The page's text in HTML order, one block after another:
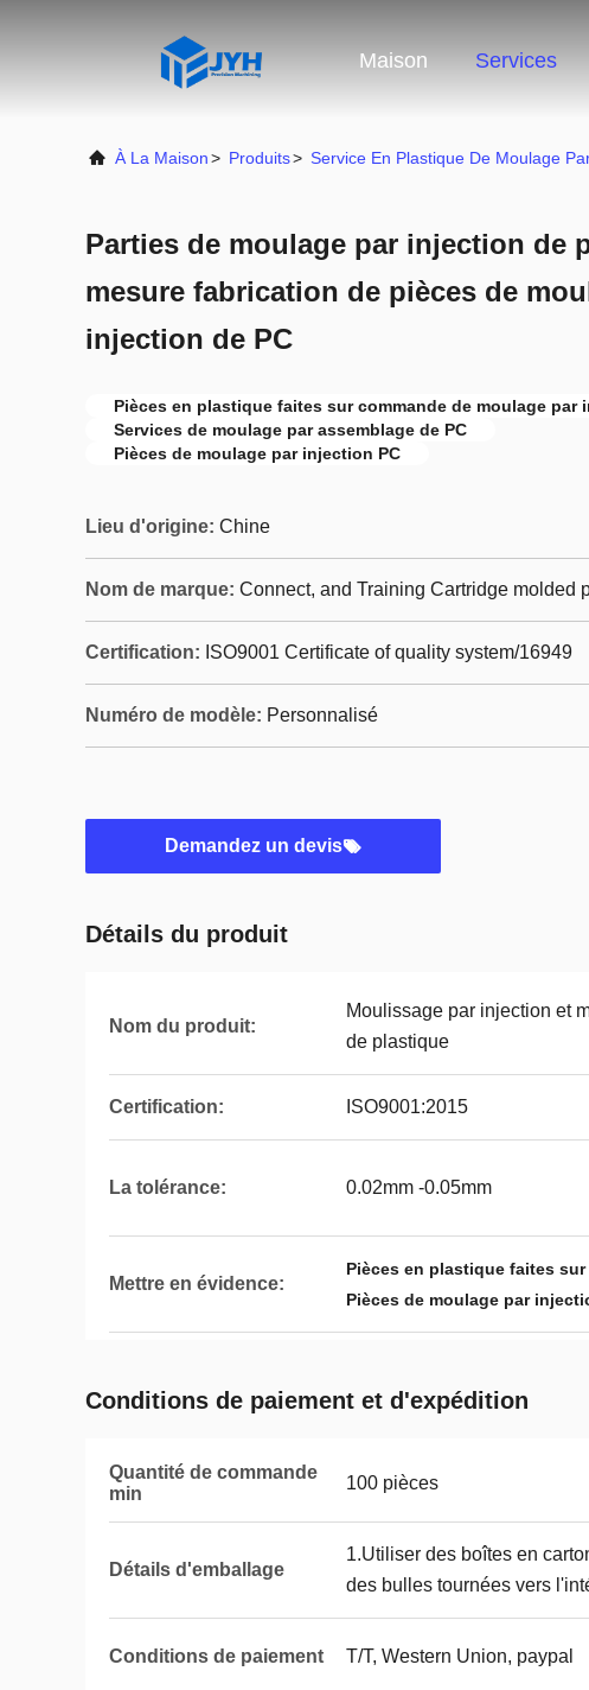
Maison Services
À La Maison> Produits> Service En Plastique De Moulage
Parties de moulage par injection de
mesure fabrication de pièces de
injection de PC
Pièces en plastique faites sur commande de moulage par
Services de moulage par assemblage de PC
Pièces de moulage par injection PC
Lieu d'origine: Chine
Nom de marque: Connect, and Training Cartridge molded
Certification: ISO9001 Certificate of quality system/16949
Numéro de modèle: Personnalisé
Demandez un devis
Détails du produit
Nom du produit:
Moulissage par injection et
de plastique
Certification: ISO9001:2015
La tolérance: 0.02mm -0.05mm
Mettre en évidence:
Pièces en plastique faites
Pièces de moulage par
Conditions de paiement et d'expédition
Quantité de commande
min
100 pièces
Détails d'emballage
1.Utiliser des boîtes en
des bulles tournées vers
Conditions de paiement T/T, Western Union, paypal